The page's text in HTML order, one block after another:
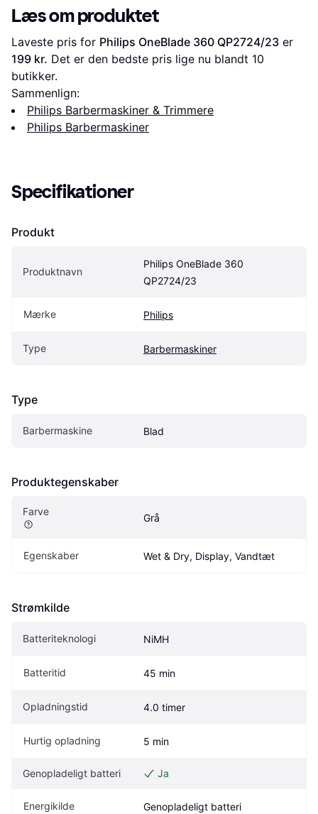
Læs om produktet
Laveste pris for Philips OneBlade 360 QP2724/23
199 kr. Det er den bedste pris lige nu blandt 10
butikker.
Sammenlign:
Philips Barbermaskiner & Trimmere
Philips Barbermaskiner
Specifikationer
Produkt
Produktnavn
Philips OneBlade 360
QP2724/23
Mærke Philips
Type Barbermaskiner
Type
Barbermaskine Blad
Produktegenskaber
Farve
Grå
Egenskaber Wet & Dry, Display, Vandtæt
Strømkilde
Batteriteknologi NiMH
Batteritid 45 min
Opladningstid 4.0 timer
Hurtig opladning 5 min
Genopladeligt batteri Ja
Energikilde Genopladeligt batteri